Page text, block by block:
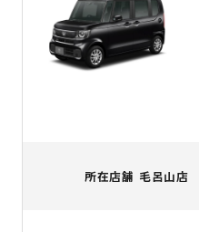
所在店舗 毛呂山店